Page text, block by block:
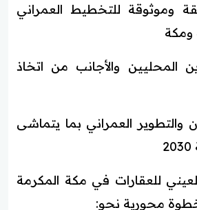
وموثوقة للتخطيط العمراني
المحليين والأجانب من اتخاذ
العمراني بما يتماشى
للعقارات في مكة المكرمة